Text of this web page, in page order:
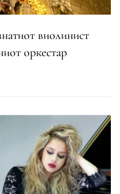
виолинист
оркестар